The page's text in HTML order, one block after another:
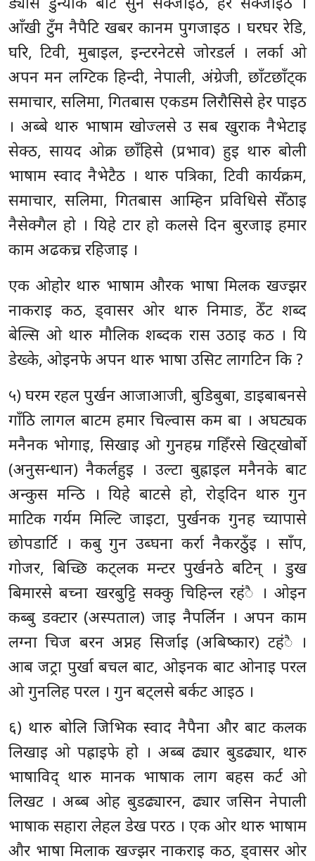
आँखी टुँम नैपैटि खबर कानम पुगजाइठ । घरघर रेडि,
घरि, टिवी, मुबाइल, इन्टरनेटसे जोरडर्ल । लर्का ओ
अपन मन लग्टिक हिन्दी, नेपाली, अंग्रेजी, छाँटछाँट्क
समाचार, सलिमा, गितबास एकडम लिरौसिसे हेर पाइठ
। अब्बे थारु भाषाम खोज्लसे उ सब खुराक नैभेटाइ
सेक्ठ, सायद ओक्र छाँहिसे (प्रभाव) हुइ थारु बोली
भाषाम स्वाद नैभेटैठ । थारु पत्रिका, टिवी कार्यक्रम,
समाचार, सलिमा, गितबास आम्हिन प्रविधिसे सेँठाइ
नैसेक्गैल हो । यिहे टार हो कलसे दिन बुरजाइ हमार
काम अढकच्र रहिजाइ ।
एक ओहोर थारु भाषाम औरक भाषा मिलक खज्झर
नाकराइ कठ, ड्वासर ओर थारु निमाङ, ठेँट शब्द
बेल्सि ओ थारु मौलिक शब्दक रास उठाइ कठ । यि
डेख्के, ओइनफे अपन थारु भाषा उसिट लागटिन कि ?
५) घरम रहल पुर्खन आजाआजी, बुडिबुबा, डाइबाबनसे
गाँठि लागल बाटम हमार चिल्वास कम बा । अघट्यक
मनैनक भोगाइ, सिखाइ ओ गुनहम्र गहिँरसे खिट्खोर्बो
(अनुसन्धान) नैकर्लहुइ । उल्टा बुह्राइल मनैनके बाट
अन्कुस मन्ठि । यिहे बाटसे हो, रोड्दिन थारु गुन
माटिक गर्यम मिल्टि जाइटा, पुर्खनक गुनह च्यापासे
छोपडार्टि । कबु गुन उब्घना कर्रा नैकरठुँइ । साँप,
गोजर, बिच्छि कट्लक मन्टर पुर्खनठे बटिन् । डुख
बिमारसे बच्ना खरबुट्टि सक्कु चिहिन्ल रहंै । ओइन
कब्बु डक्टार (अस्पताल) जाइ नैपर्लिन । अपन काम
लग्ना चिज बरन अप्नह सिर्जाइ (अबिष्कार) टहंै ।
आब जट्रा पुर्खा बचल बाट, ओइनक बाट ओनाइ परल
ओ गुनलिह परल । गुन बट्लसे बर्कट आइठ ।
६) थारु बोलि जिभिक स्वाद नैपैना और बाट कलक
लिखाइ ओ पह्राइफे हो । अब्ब ढ्यार बुडढ्यार, थारु
भाषाविद् थारु मानक भाषाक लाग बहस कर्ट ओ
लिखट । अब्ब ओह बुडढ्यारन, ढ्यार जसिन नेपाली
भाषाक सहारा लेहल डेख परठ । एक ओर थारु भाषाम
और भाषा मिलाक खज्झर नाकराइ कठ, ड्वासर ओर